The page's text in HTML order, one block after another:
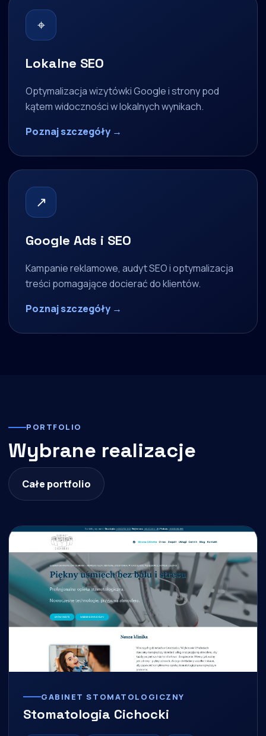
⌖
Lokalne SEO
Optymalizacja wizytówki Google i strony pod
kątem widoczności w lokalnych wynikach.
Poznaj szczegóły →
↗
Google Ads i SEO
Kampanie reklamowe, audyt SEO i optymalizacja
treści pomagające docierać do klientów.
Poznaj szczegóły →
PORTFOLIO
Wybrane realizacje
Całe portfolio
GABINET STOMATOLOGICZNY
Stomatologia Cichocki